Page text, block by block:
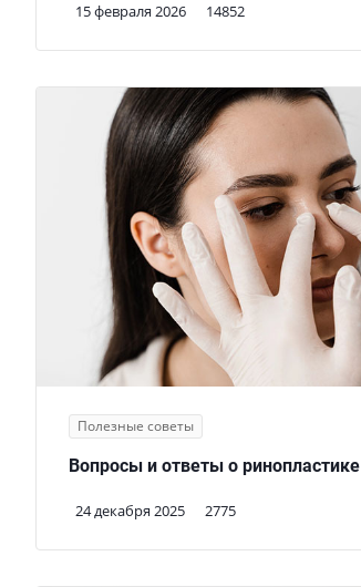
15 февраля 2026 14852
Полезные советы
24 декабря 2025 2775
Вопросы и ответы о ринопластике